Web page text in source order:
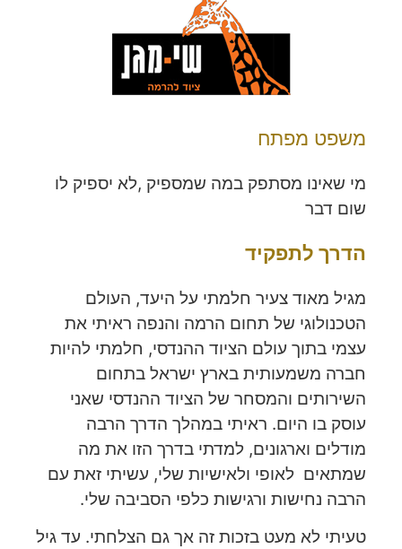
משפט מפתח
מי שאינו מסתפק במה שמספיק ,לא יספיק לו
שום דבר
הדרך לתפקיד
מגיל מאוד צעיר חלמתי על היעד, העולם
הטכנולוגי של תחום הרמה והנפה ראיתי את
עצמי בתוך עולם הציוד ההנדסי, חלמתי להיות
חברה משמעותית בארץ ישראל בתחום
השירותים והמסחר של הציוד ההנדסי שאני
עוסק בו היום. ראיתי במהלך הדרך הרבה
מודלים וארגונים, למדתי בדרך הזו את מה
שמתאים לאופי ולאישיות שלי, עשיתי זאת עם
הרבה נחישות ורגישות כלפי הסביבה שלי.
טעיתי לא מעט בזכות זה אך גם הצלחתי. עד גיל